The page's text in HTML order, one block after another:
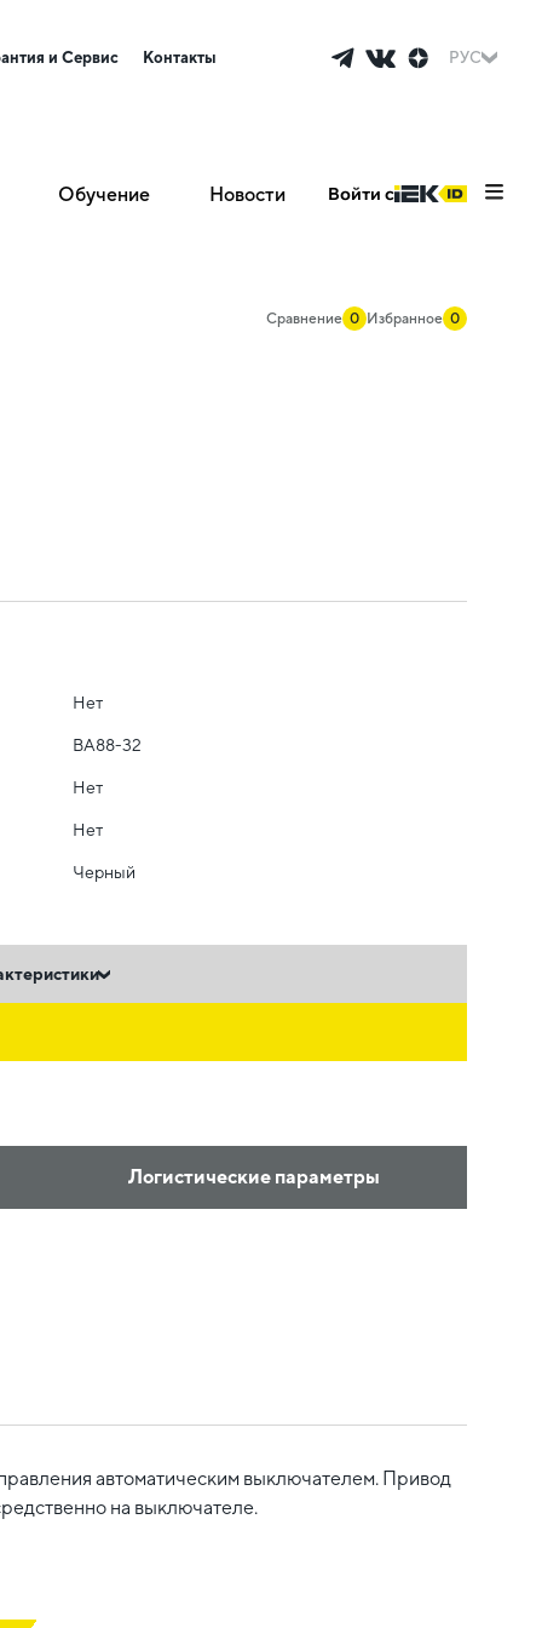
и Сервис Контакты РУС
Обучение Новости Войти с
Сравнение 0 Избранное 0
Нет
ВА88-32
Нет
Нет
Черный
Логистические параметры
автоматическим выключателем. Привод
на выключателе.